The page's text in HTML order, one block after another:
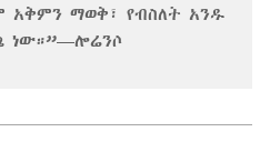
አቅምን ማወቅ፣ የብስለት አንዱ
ነው።”—ሎሬንሶ